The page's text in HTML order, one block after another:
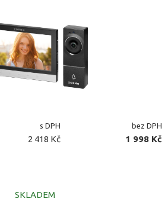
s DPH bez DPH
2 418 Kč 1 998 Kč
SKLADEM